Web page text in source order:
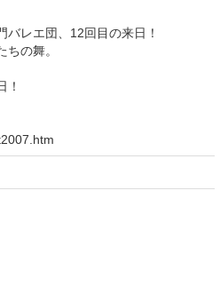
レエ団、12回目の来日！
の舞。
！